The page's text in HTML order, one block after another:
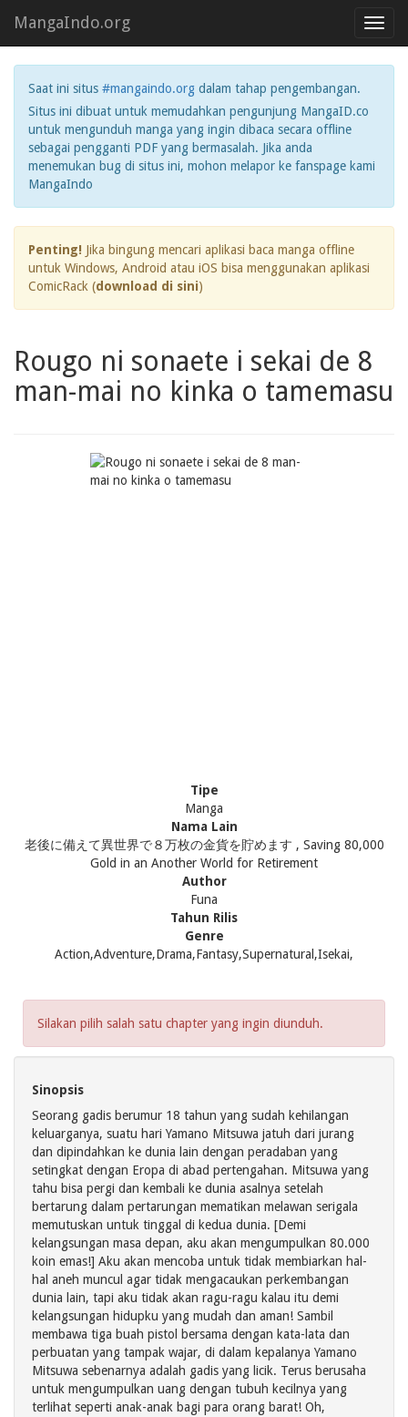
MangaIndo.org
Saat ini situs #mangaindo.org dalam tahap pengembangan.
Situs ini dibuat untuk memudahkan pengunjung MangaID.co
untuk mengunduh manga yang ingin dibaca secara offline
sebagai pengganti PDF yang bermasalah. Jika anda
menemukan bug di situs ini, mohon melapor ke fanspage kami
MangaIndo
Penting! Jika bingung mencari aplikasi baca manga offline
untuk Windows, Android atau iOS bisa menggunakan aplikasi
ComicRack (download di sini)
Rougo ni sonaete i sekai de 8
man-mai no kinka o tamemasu
Tipe
Manga
Nama Lain
老後に備えて異世界で８万枚の金貨を貯めます , Saving 80,000
Gold in an Another World for Retirement
Author
Funa
Tahun Rilis
Genre
Action,Adventure,Drama,Fantasy,Supernatural,Isekai,
Silakan pilih salah satu chapter yang ingin diunduh.
Sinopsis
Seorang gadis berumur 18 tahun yang sudah kehilangan
keluarganya, suatu hari Yamano Mitsuwa jatuh dari jurang
dan dipindahkan ke dunia lain dengan peradaban yang
setingkat dengan Eropa di abad pertengahan. Mitsuwa yang
tahu bisa pergi dan kembali ke dunia asalnya setelah
bertarung dalam pertarungan mematikan melawan serigala
memutuskan untuk tinggal di kedua dunia. [Demi
kelangsungan masa depan, aku akan mengumpulkan 80.000
koin emas!] Aku akan mencoba untuk tidak membiarkan hal-
hal aneh muncul agar tidak mengacaukan perkembangan
dunia lain, tapi aku tidak akan ragu-ragu kalau itu demi
kelangsungan hidupku yang mudah dan aman! Sambil
membawa tiga buah pistol bersama dengan kata-lata dan
perbuatan yang tampak wajar, di dalam kepalanya Yamano
Mitsuwa sebenarnya adalah gadis yang licik. Terus berusaha
untuk mengumpulkan uang dengan tubuh kecilnya yang
terlihat seperti anak-anak bagi para orang barat! Oh,